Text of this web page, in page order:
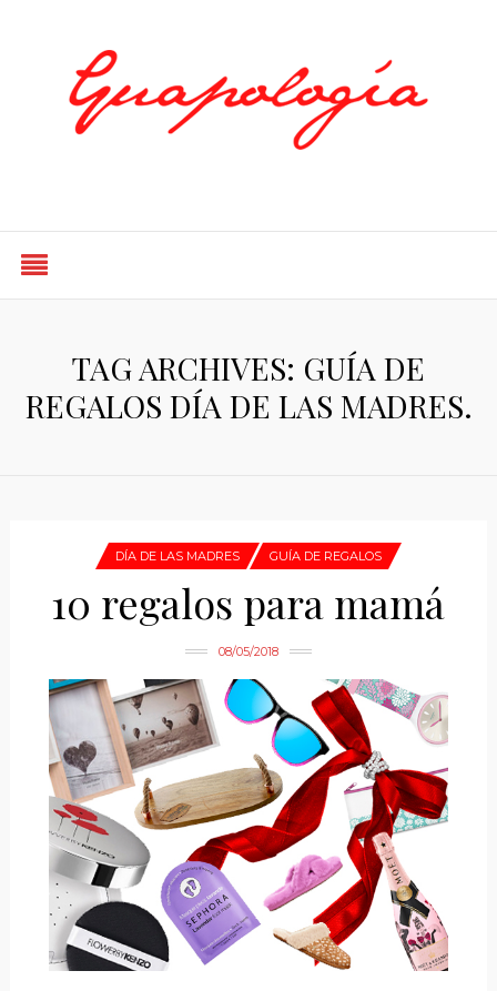
TAG ARCHIVES: GUÍA DE
REGALOS DÍA DE LAS MADRES.
DÍA DE LAS MADRES GUÍA DE REGALOS
10 regalos para mamá
08/05/2018